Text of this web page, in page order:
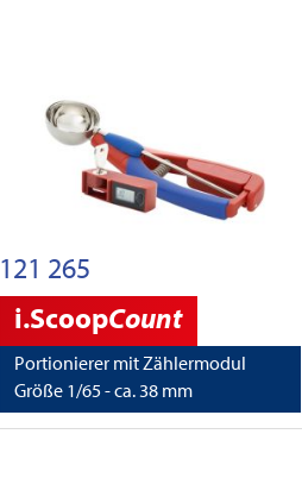
121 265
i.ScoopCount
Portionierer mit Zählermodul
Größe 1/65 - ca. 38 mm